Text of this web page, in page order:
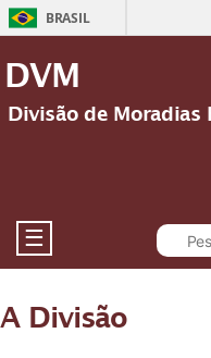
BRASIL
DVM
Divisão de Moradias
☰
A Divisão